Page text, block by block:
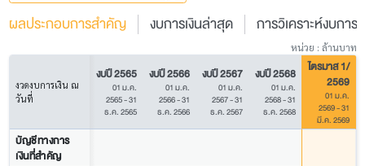
ผลประกอบการสำคัญ งบการเงินล่าสุด การวิเคราะห์งบการ
หน่วย : ล้านบาท
งวดงบการเงิน ณ
วันที่
งบปี 2565
01 ม.ค.
2565 - 31
ธ.ค. 2565
งบปี 2566
01 ม.ค.
2566 - 31
ธ.ค. 2566
งบปี 2567
01 ม.ค.
2567 - 31
ธ.ค. 2567
งบปี 2568
01 ม.ค.
2568 - 31
ธ.ค. 2568
ไตรมาส 1/
2569
01 ม.ค.
2569 - 31
มี.ค. 2569
บัญชีทางการ
เงินที่สำคัญ